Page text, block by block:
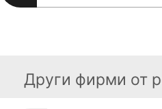
Други фирми от